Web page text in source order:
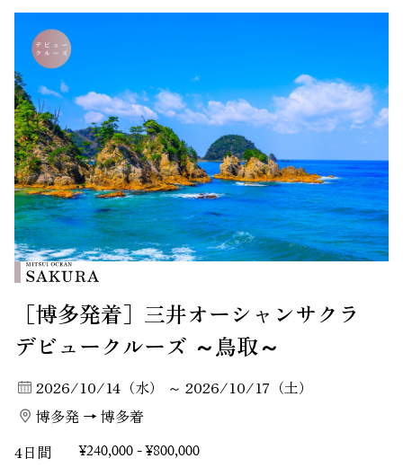
［博多発着］三井オーシャンサクラ
デビュークルーズ ～鳥取～
2026/10/14（水） ～ 2026/10/17（土）
博多発 → 博多着
4日間
¥240,000 - ¥800,000